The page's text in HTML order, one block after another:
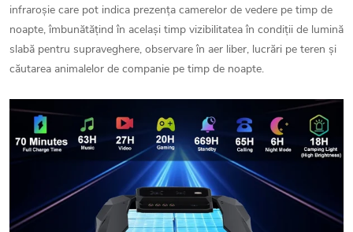
infraroșie care pot indica prezența camerelor de vedere pe timp de
noapte, îmbunătățind în același timp vizibilitatea în condiții de lumină
slabă pentru supraveghere, observare în aer liber, lucrări pe teren și
căutarea animalelor de companie pe timp de noapte.